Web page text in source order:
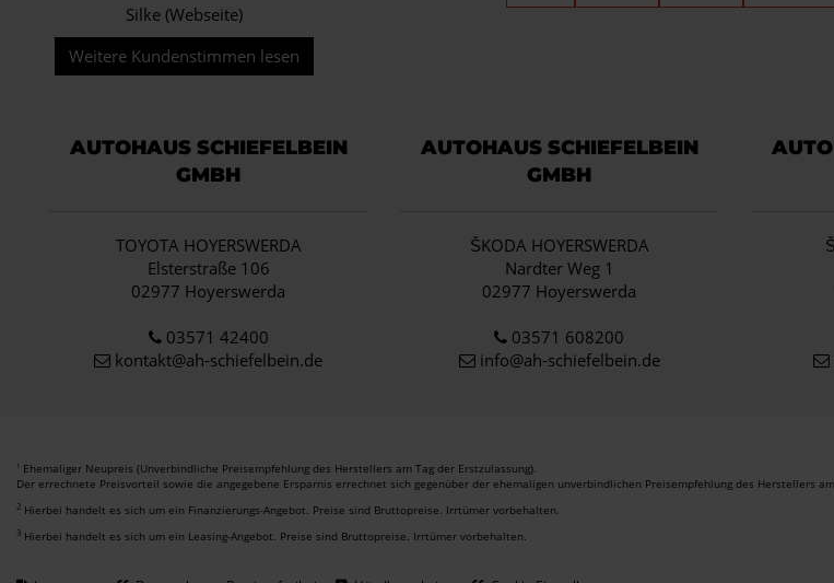
Silke (Webseite)
Weitere Kundenstimmen lesen
AUTOHAUS SCHIEFELBEIN
GMBH
TOYOTA HOYERSWERDA
Elsterstraße 106
02977 Hoyerswerda
03571 42400
kontakt@ah-schiefelbein.de
AUTOHAUS SCHIEFELBEIN
GMBH
ŠKODA HOYERSWERDA
Nardter Weg 1
02977 Hoyerswerda
03571 608200
info@ah-schiefelbein.de
1 Ehemaliger Neupreis (Unverbindliche Preisempfehlung des Herstellers am Tag der Erstzulassung).
Der errechnete Preisvorteil sowie die angegebene Ersparnis errechnet sich gegenüber der ehemaligen unverbindlichen Preisempfehlung des Herstellers
2 Hierbei handelt es sich um ein Finanzierungs-Angebot. Preise sind Bruttopreise. Irrtümer vorbehalten.
3 Hierbei handelt es sich um ein Leasing-Angebot. Preise sind Bruttopreise. Irrtümer vorbehalten.